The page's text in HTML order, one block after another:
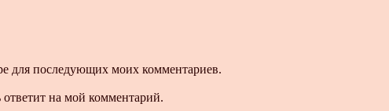
для последующих моих комментариев.
на мой комментарий.